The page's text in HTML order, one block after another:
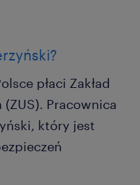
płaci Zakład
(ZUS). Pracownica
który jest